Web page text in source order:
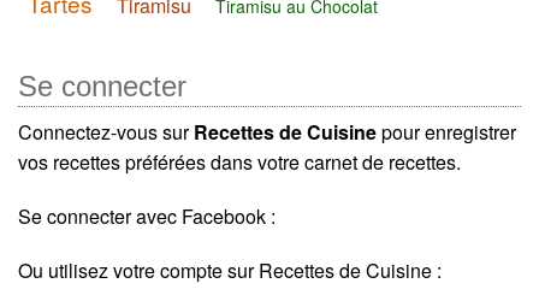
Tiramisu au Chocolat
Se connecter
Connectez-vous surRecettes de Cuisinepour enregistrer
vos recettes préférées dans votre carnet de recettes.
Se connecter avec Facebook :
Ou utilisez votre compte sur Recettes de Cuisine :